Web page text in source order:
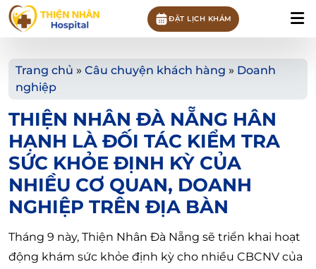
ĐẶT LỊCH KHÁM
Trang chủ » Câu chuyện khách hàng » Doanh
nghiệp
THIỆN NHÂN ĐÀ NẴNG HÂN
HẠNH LÀ ĐỐI TÁC KIỂM TRA
SỨC KHỎE ĐỊNH KỲ CỦA
NHIỀU CƠ QUAN, DOANH
NGHIỆP TRÊN ĐỊA BÀN
Tháng 9 này, Thiện Nhân Đà Nẵng sẽ triển khai hoạt
động khám sức khỏe định kỳ cho nhiều CBCNV của